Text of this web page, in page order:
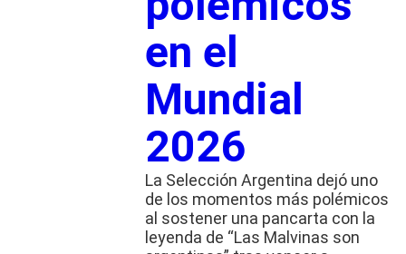
en el
Mundial
2026
La Selección Argentina dejó uno
de los momentos más polémicos
al sostener una pancarta con la
leyenda de “Las Malvinas son